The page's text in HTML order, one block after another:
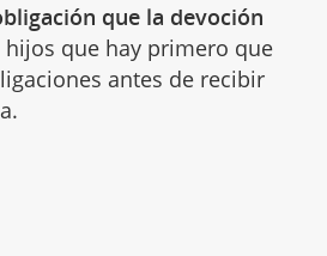
que la devoción
hijos que hay primero que
antes de recibir